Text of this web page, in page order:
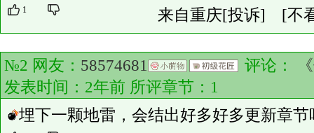
1 来自重庆[投诉] [不
№2 网友： 58574681 评论：
发表时间：2年前 所评章节： 1
埋下一颗地雷，会结出好多好多更新章节